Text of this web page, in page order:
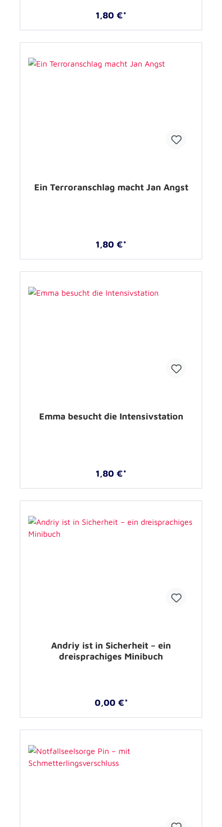
1,80 €*
Ein Terroranschlag macht Jan Angst
1,80 €*
Emma besucht die Intensivstation
1,80 €*
Andriy ist in Sicherheit – ein
dreisprachiges Minibuch
0,00 €*